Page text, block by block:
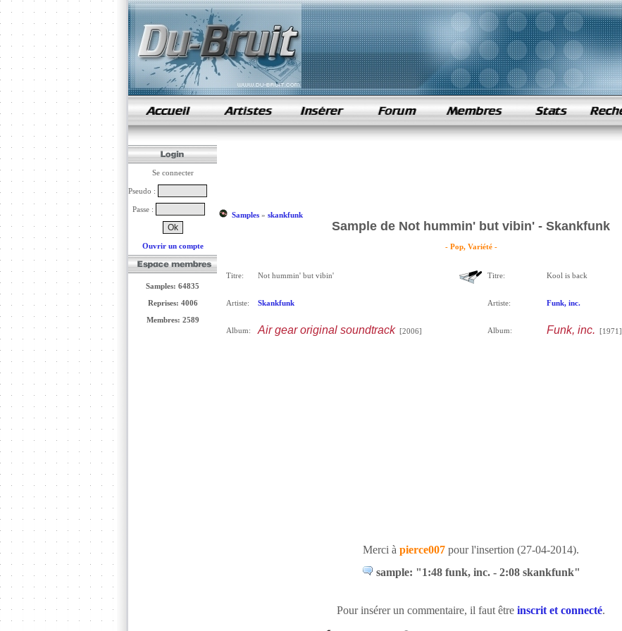
samples de rap
Se connecter
Pseudo :
Passe :
Ouvrir un compte
Samples: 64835
Reprises: 4006
Membres: 2589
Samples» skankfunk
Sample de Not hummin' but vibin' - Skankfunk
- Pop, Variété -
Titre: Not hummin' but vibin'
Artiste: Skankfunk
Album: Air gear original soundtrack[2006]
Titre: Kool is back
Artiste: Funk, inc.
Album: Funk, inc. [1971]
Merci à pierce007 pour l'insertion (27-04-2014).
sample: "1:48 funk, inc. - 2:08 skankfunk"
Pour insérer un commentaire, il faut être inscrit et connecté.